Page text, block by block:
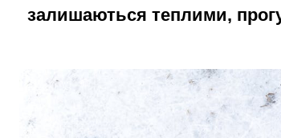
залишаються теплими,